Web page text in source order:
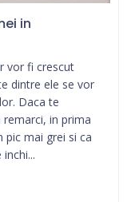
in
vor fi crescut
dintre ele se vor
Daca te
in prima
pic mai grei si ca